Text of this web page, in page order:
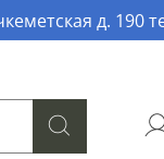
д. 190